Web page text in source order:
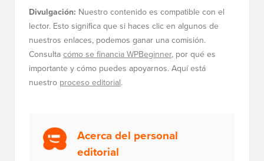
Divulgación: Nuestro contenido es compatible con el
lector. Esto significa que si haces clic en algunos de
nuestros enlaces, podemos ganar una comisión.
Consulta cómo se financia WPBeginner, por qué es
importante y cómo puedes apoyarnos. Aquí está
nuestro proceso editorial.
Acerca del personal
editorial